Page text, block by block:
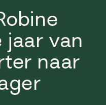
jaar van
naar